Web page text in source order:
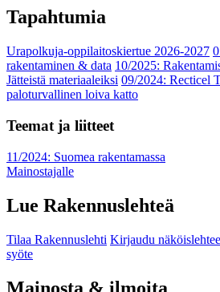
Tapahtumia
Urapolkuja-oppilaitoskiertue 2026-2027
rakentaminen & data 10/2025:
Jätteistä materiaaleiksi 09/2024: Recticel
paloturvallinen loiva katto
Teemat ja liitteet
11/2024: Suomea rakentamassa
Mainostajalle
Lue Rakennuslehteä
Tilaa Rakennuslehti Kirjaudu
syöte
Mainosta & ilmoita